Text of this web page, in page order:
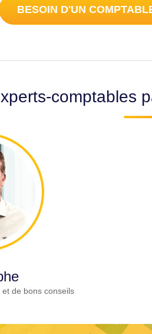
BESOIN D'UN
comptables
de bons conseils